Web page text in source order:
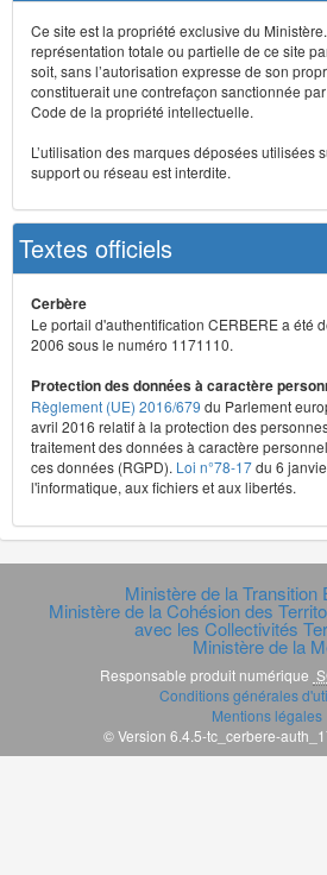
Ce site est la propriété exclusive du
représentation totale ou partielle de ce site
soit, sans l’autorisation expresse de son
constituerait une contrefaçon sanctionnée
Code de la propriété intellectuelle.
L’utilisation des marques déposées utilisées
support ou réseau est interdite.
Textes officiels
Cerbère
Le portail d'authentification CERBERE a été
2006 sous le numéro 1171110.
Protection des données à caractère
Règlement (UE) 2016/679 du Parlement
avril 2016 relatif à la protection des
traitement des données à caractère
ces données (RGPD). Loi n°78-17du 6
l'informatique, aux fichiers et aux libertés.
Ministère de la Transition
Ministère de la Cohésion des
avec les Collectivités
Ministère de la
Responsable produit numérique
Conditions générales
Mentions légales
© Version 6.4.5-tc_cerbere-